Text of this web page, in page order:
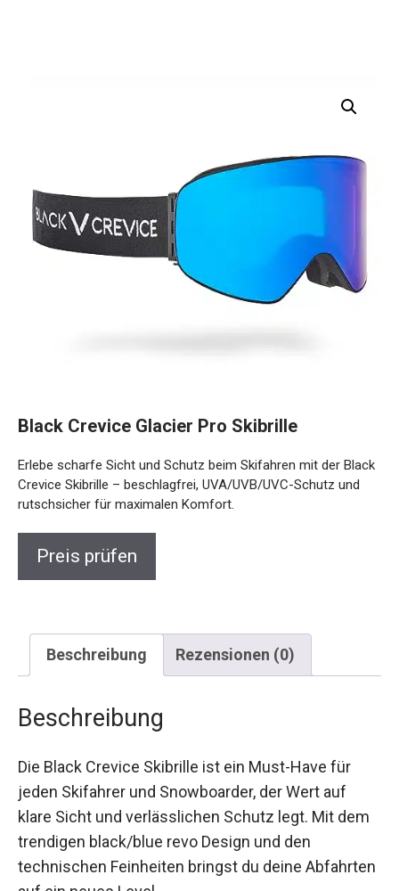
Black Crevice Glacier Pro Skibrille
Black Crevice Skibrille – beschlagfrei, UVA/UVB/UVC-
Schutz und rutschsicher für maximalen Komfort.
Preis prüfen
Beschreibung Rezensionen (0)
Beschreibung
Die Black Crevice Skibrille ist ein Must-Have für
jeden Skifahrer und Snowboarder, der Wert auf
klare Sicht und verlässlichen Schutz legt. Mit
dem trendigen black/blue revo Design und den
technischen Feinheiten bringst du deine
Abfahrten auf ein neues Level.